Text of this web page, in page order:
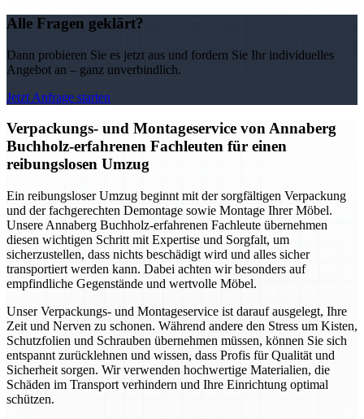
Alle Fragen geklärt?
Dann probieren Sie es jetzt aus und fordern Sie Ihr individuelles
Angebot an – ganz unverbindlich.
Jetzt Anfrage starten
Verpackungs- und Montageservice von Annaberg
Buchholz-erfahrenen Fachleuten für einen
reibungslosen Umzug
Ein reibungsloser Umzug beginnt mit der sorgfältigen Verpackung
und der fachgerechten Demontage sowie Montage Ihrer Möbel.
Unsere Annaberg Buchholz-erfahrenen Fachleute übernehmen
diesen wichtigen Schritt mit Expertise und Sorgfalt, um
sicherzustellen, dass nichts beschädigt wird und alles sicher
transportiert werden kann. Dabei achten wir besonders auf
empfindliche Gegenstände und wertvolle Möbel.
Unser Verpackungs- und Montageservice ist darauf ausgelegt, Ihre
Zeit und Nerven zu schonen. Während andere den Stress um Kisten,
Schutzfolien und Schrauben übernehmen müssen, können Sie sich
entspannt zurücklehnen und wissen, dass Profis für Qualität und
Sicherheit sorgen. Wir verwenden hochwertige Materialien, die
Schäden im Transport verhindern und Ihre Einrichtung optimal
schützen.